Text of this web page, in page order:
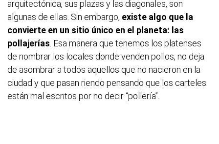
arquitectónica, sus plazas y las diagonales, son
algunas de ellas. Sin embargo, existe algo que la
convierte en un sitio único en el planeta: las
pollajerías . Esa manera que tenemos los platenses
de nombrar los locales donde venden pollos, no deja
de asombrar a todos aquellos que no nacieron en la
ciudad y que pasan riendo pensando que los carteles
están mal escritos por no decir “pollería”.